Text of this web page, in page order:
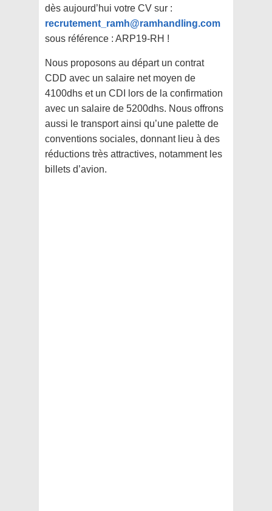
dès aujourd’hui votre CV sur :
recrutement_ramh@ramhandling.com
sous référence : ARP19-RH !
Nous proposons au départ un contrat
CDD avec un salaire net moyen de
4100dhs et un CDI lors de la confirmation
avec un salaire de 5200dhs. Nous offrons
aussi le transport ainsi qu’une palette de
conventions sociales, donnant lieu à des
réductions très attractives, notamment les
billets d’avion.